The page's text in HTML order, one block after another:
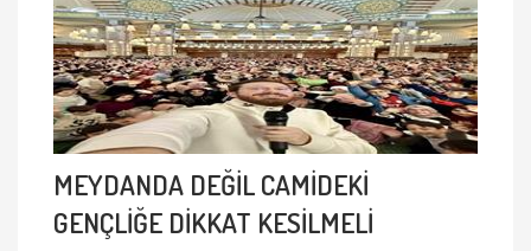
MEYDANDA DEĞİL CAMİDEKİ
GENÇLİĞE DİKKAT KESİLMELİ